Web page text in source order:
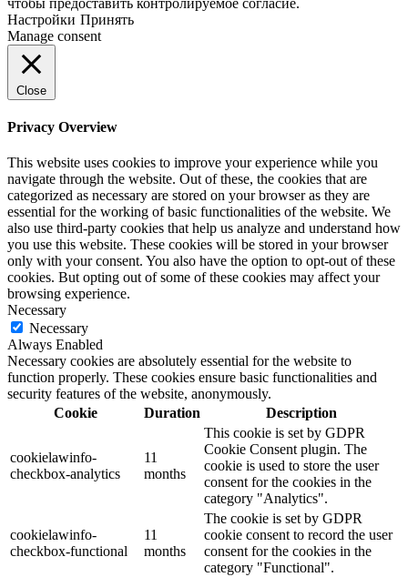
Настройки Принять
Manage consent
Close
Privacy Overview
This website uses cookies to improve your experience while you
navigate through the website. Out of these, the cookies that are
categorized as necessary are stored on your browser as they are
essential for the working of basic functionalities of the website. We
also use third-party cookies that help us analyze and understand how
you use this website. These cookies will be stored in your browser
only with your consent. You also have the option to opt-out of these
cookies. But opting out of some of these cookies may affect your
browsing experience.
Necessary
Necessary
Always Enabled
Necessary cookies are absolutely essential for the website to
function properly. These cookies ensure basic functionalities and
security features of the website, anonymously.
Cookie
Duration Description
cookielawinfo-
checkbox-analytics
11
months
This cookie is set by GDPR
Cookie Consent plugin. The
cookie is used to store the user
consent for the cookies in the
category "Analytics".
cookielawinfo-
checkbox-functional
11
months
The cookie is set by GDPR
cookie consent to record the user
consent for the cookies in the
category "Functional".